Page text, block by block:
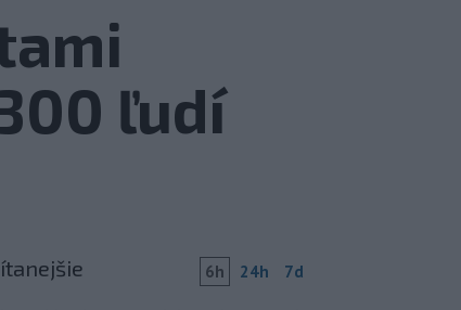
ľudí
6h 24h 7d